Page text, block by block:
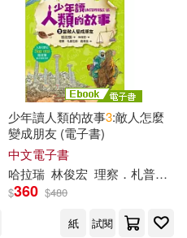
可海外宅配(2)
少年讀人類的故事3:敵人怎麼
變成朋友 (電子書)
中文電子書
哈拉瑞 林俊宏 理察．札普拉那．路易茲（Ricard Zaplana Ruiz）
$360 $480
紙
試閱